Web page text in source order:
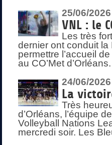
25/06/2026
VNL : le
Les très
dernier ont conduit
permettre l’accueil
au CO’Met d’Orléans.
24/06/2026
La
Très
d’Orléans, l’équipe
Volleyball Nations
mercredi soir. Les